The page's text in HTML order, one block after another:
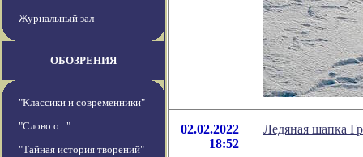
Журнальный зал
ОБОЗРЕНИЯ
"Классики и современники"
"Слово о..."
"Тайная история творений"
02.02.2022
18:52
Ледяная шапка